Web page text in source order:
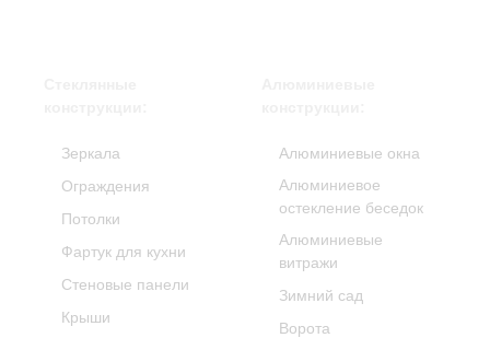
Зеркала
Ограждения
Потолки
Фартук для кухни
Стеновые панели
Крыши
Алюминиевые окна
Алюминиевое
остекление беседок
Алюминиевые
витражи
Зимний сад
Ворота